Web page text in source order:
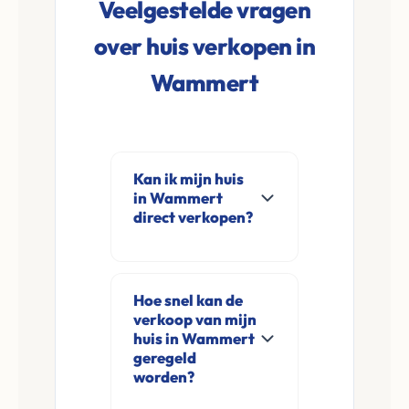
Veelgestelde vragen
over huis verkopen in
Wammert
Kan ik mijn huis
in Wammert
direct verkopen?
direct aan in
Wammert en
omgeving. U
verkoopt
Hoe snel kan de
verkoop van mijn
huis in Wammert
geregeld
worden?